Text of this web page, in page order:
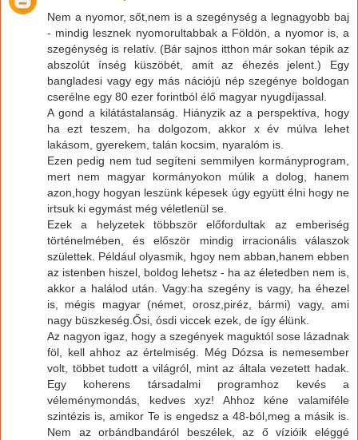
Nem a nyomor, sőt,nem is a szegénység a legnagyobb baj
- mindig lesznek nyomorultabbak a Földön, a nyomor is, a
szegénység is relatív. (Bár sajnos itthon már sokan tépik az
abszolút ínség küszöbét, amit az éhezés jelent.) Egy
bangladesi vagy egy más nációjú nép szegénye boldogan
cserélne egy 80 ezer forintból élő magyar nyugdíjassal.
A gond a kilátástalanság. Hiányzik az a perspektíva, hogy
ha ezt teszem, ha dolgozom, akkor x év múlva lehet
lakásom, gyerekem, talán kocsim, nyaralóm is.
Ezen pedig nem tud segíteni semmilyen kormányprogram,
mert nem magyar kormányokon múlik a dolog, hanem
azon,hogy hogyan leszünk képesek úgy együtt élni hogy ne
irtsuk ki egymást még véletlenül se.
Ezek a helyzetek többször előfordultak az emberiség
történelmében, és először mindig irracionális válaszok
születtek. Például olyasmik, hgoy nem abban,hanem ebben
az istenben hiszel, boldog lehetsz - ha az életedben nem is,
akkor a halálod után. Vagy:ha szegény is vagy, ha éhezel
is, mégis magyar (német, orosz,piréz, bármi) vagy, ami
nagy büszkeség.Ősi, ósdi viccek ezek, de így élünk.
Az nagyon igaz, hogy a szegények maguktól sose lázadnak
föl, kell ahhoz az értelmiség. Még Dózsa is nemesember
volt, többet tudott a világról, mint az általa vezetett hadak.
Egy koherens társadalmi programhoz kevés a
véleménymondás, kedves xyz! Ahhoz kéne valamiféle
szintézis is, amikor Te is engedsz a 48-ból,meg a másik is.
Nem az orbándbandáról beszélek, az ő vízióik eléggé